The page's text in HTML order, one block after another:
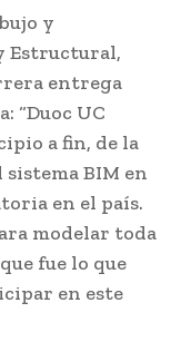
y
Estructural,
entrega
“Duoc UC
a fin, de la
BIM en
en el país.
modelar toda
fue lo que
en este